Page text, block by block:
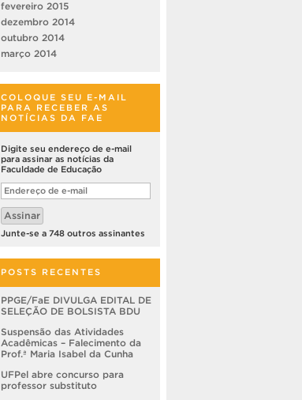
fevereiro 2015
dezembro 2014
outubro 2014
março 2014
COLOQUE SEU E-MAIL
PARA RECEBER AS
NOTÍCIAS DA FAE
Digite seu endereço de e-mail
para assinar as notícias da
Faculdade de Educação
Endereço
de
e-
mail
Assinar
Junte-se a 748 outros assinantes
POSTS RECENTES
PPGE/FaE DIVULGA EDITAL DE
SELEÇÃO DE BOLSISTA BDU
Suspensão das Atividades
Acadêmicas – Falecimento da
Prof.ª Maria Isabel da Cunha
UFPel abre concurso para
professor substituto